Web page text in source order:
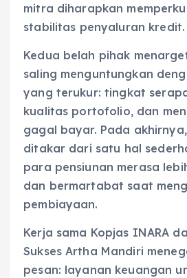
mitra diharapkan
stabilitas penyaluran kredit.
Kedua belah pihak
saling menguntungkan
yang terukur: tingkat
kualitas portofolio, dan
gagal bayar. Pada
ditakar dari satu hal
para pensiunan merasa
dan bermartabat saat
pembiayaan.
Kerja sama Kopjas INARA
Sukses Artha Mandiri
pesan: layanan keuangan